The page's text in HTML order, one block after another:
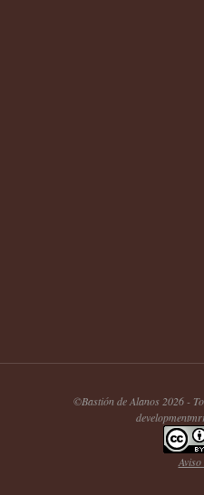
©Bastión de Alanos 2026 -